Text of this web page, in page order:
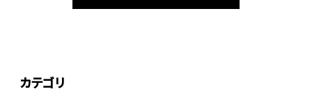
カテゴリ